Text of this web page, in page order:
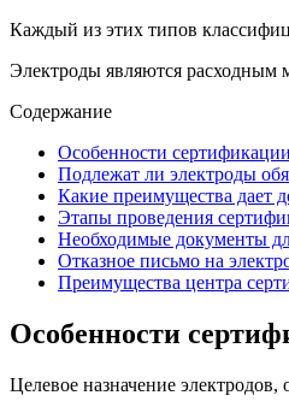
Каждый из этих типов
Электроды являются расходным
Содержание
Особенности
Подлежат ли электроды
Какие преимущества дает
Этапы проведения
Необходимые документы
Отказное письмо на
Преимущества центра
Особенности
Целевое назначение